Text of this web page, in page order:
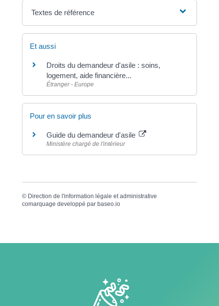
Textes de référence
Et aussi
Droits du demandeur d'asile : soins,
logement, aide financière...
Étranger - Europe
Pour en savoir plus
Guide du demandeur d'asile
Ministère chargé de l'intérieur
© Direction de l'information légale et administrative
comarquage developpé par baseo.io